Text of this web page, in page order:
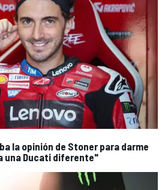
la opinión de Stoner para darme
una Ducati diferente"